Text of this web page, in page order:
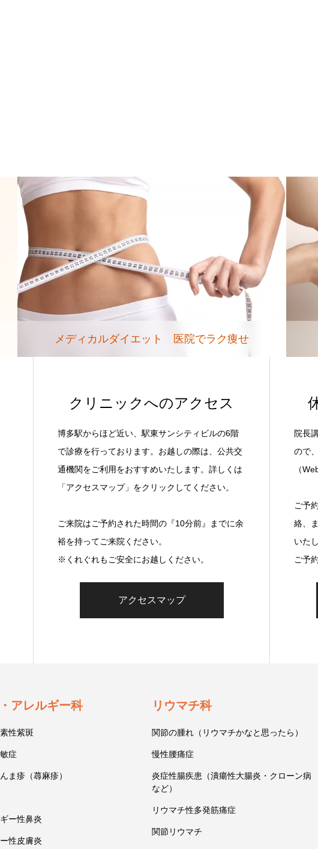
メディカルダイエット 医院でラク痩せ
クリニックへのアクセス
博多駅からほど近い、駅東サンシティビルの6階
で診療を行っております。お越しの際は、公共交
通機関をご利用をおすすめいたします。詳しくは
「アクセスマップ」をクリックしてください。
ご来院はご予約された時間の『10分前』までに余
裕を持ってご来院ください。
※くれぐれもご安全にお越しください。
アクセスマップ
院長
ので
（
ご予
絡、
いた
ご予
アレルギー科
性紫斑
症
ま疹（蕁麻疹）
ー性鼻炎
性皮膚炎
リウマチ科
関節の腫れ（リウマチかなと思ったら）
慢性腰痛症
炎症性腸疾患（潰瘍性大腸炎・クローン病
など）
リウマチ性多発筋痛症
関節リウマチ